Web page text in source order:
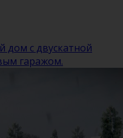
дом с двускатной
гаражом.